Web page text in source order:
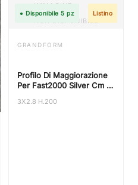
IMMAGINE
NON DISPONIBILE
● Disponibile 5 pz Listino
GRANDFORM
Profilo Di Maggiorazione
Per Fast2000 Silver Cm 3
Non Premontati
3X2.8 H.200